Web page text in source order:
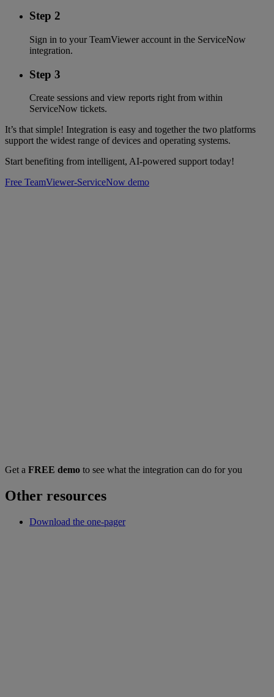
Step 2
Sign in to your TeamViewer account in the ServiceNow
integration.
Step 3
Create sessions and view reports right from within
ServiceNow tickets.
It’s that simple! Integration is easy and together the two platforms
support the widest range of devices and operating systems.
Start benefiting from intelligent, AI-powered support today!
Free TeamViewer-ServiceNow demo
Get a FREE demo to see what the integration can do for you
Other resources
Download the one-pager